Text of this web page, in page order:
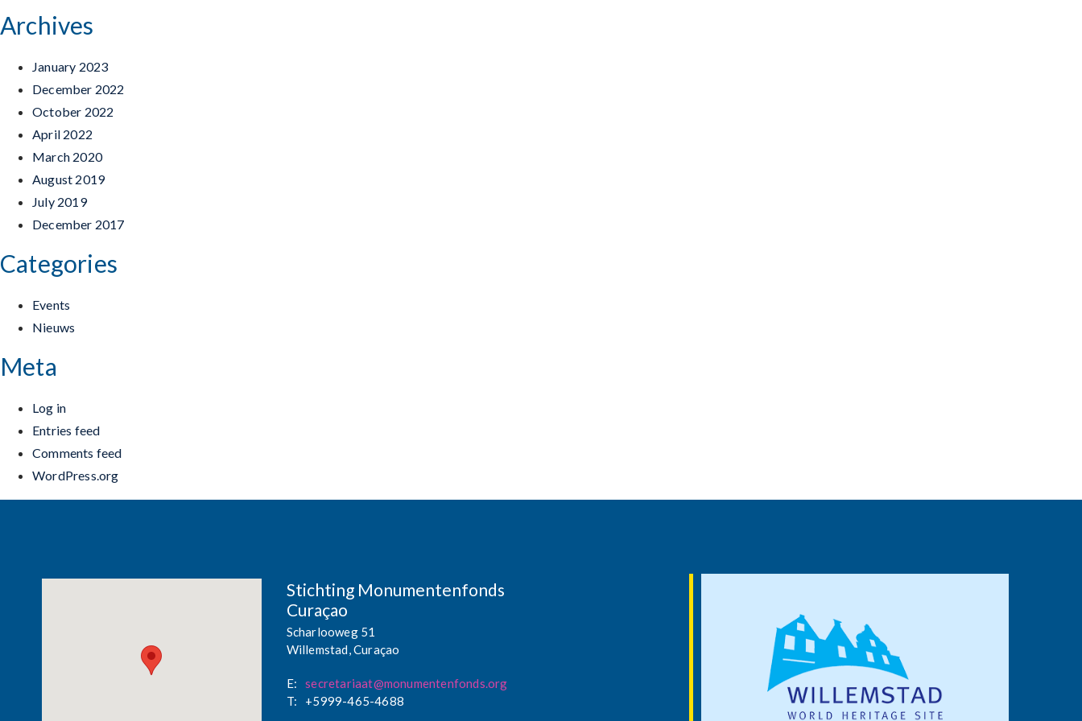
Archives
January 2023
December 2022
October 2022
April 2022
March 2020
August 2019
July 2019
December 2017
Categories
Events
Nieuws
Meta
Log in
Entries feed
Comments feed
WordPress.org
Stichting Monumentenfonds
Curaçao
Scharlooweg 51
Willemstad, Curaçao
E:
secretariaat@monumentenfonds.org
T:
+5999-465-4688